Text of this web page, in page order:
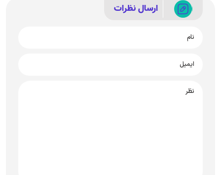
ارسال نظرات